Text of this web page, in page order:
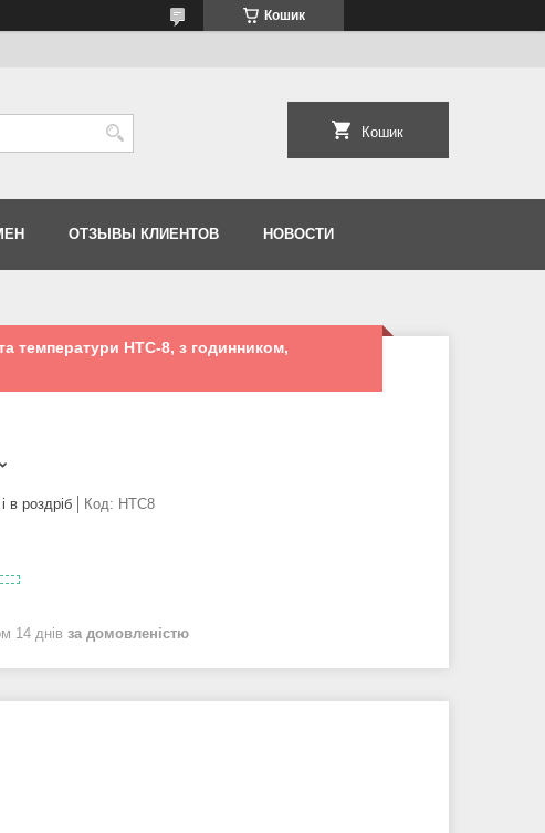
Кошик
Кошик
ОТЗЫВЫ КЛИЕНТОВ НОВОСТИ
температури HTC-8, з годинником,
в роздріб Код: HTC8
14 днів за домовленістю